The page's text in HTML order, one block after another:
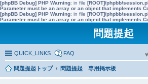
[phpBB Debug] PHP Warning: in file [ROOT]/phpbb/
Parameter must be an array or an object that implements
[phpBB Debug] PHP Warning: in file [ROOT]/phpbb/
Parameter must be an array or an object that implements
問題提起
QUICK_LINKS FAQ
問題提起トップ
問題提起 専用掲示板